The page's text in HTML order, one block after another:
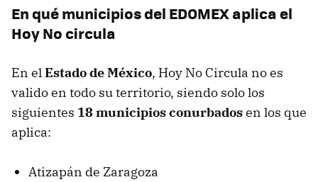
En qué municipios del EDOMEX aplica el
Hoy No circula
En elEstado de México, Hoy No Circula no es
valido en todo su territorio, siendo solo los
siguientes 18 municipios conurbadosen los que
aplica:
Atizapán de Zaragoza